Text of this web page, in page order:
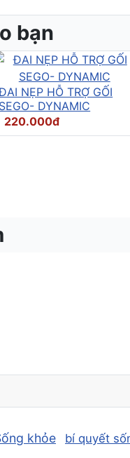
bạn
NẸP HỖ TRỢ GỐI
SEGO- DYNAMIC
220.000đ
khỏe bí quyết